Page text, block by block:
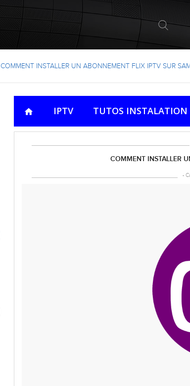
COMMENT INSTALLER UN ABONNEMENT FLIX IPTV SUR
home IPTV TUTOS INSTALATION
COMMENT INSTALLER
-